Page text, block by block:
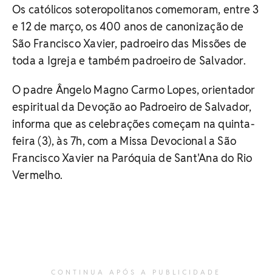
Os católicos soteropolitanos comemoram, entre 3
e 12 de março, os 400 anos de canonização de
São Francisco Xavier, padroeiro das Missões de
toda a Igreja e também padroeiro de Salvador.
O padre Ângelo Magno Carmo Lopes, orientador
espiritual da Devoção ao Padroeiro de Salvador,
informa que as celebrações começam na quinta-
feira (3), às 7h, com a Missa Devocional a São
Francisco Xavier na Paróquia de Sant'Ana do Rio
Vermelho.
CONTINUA APÓS A PUBLICIDADE